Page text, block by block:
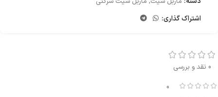
اشتراک گذاری:
0 نقد و بررسی
0